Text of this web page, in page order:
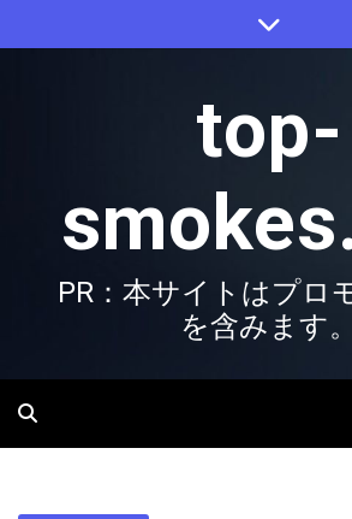
to
top-
PR：本サイトはプロ
を含みます。